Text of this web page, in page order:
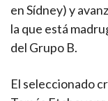
en Sídney) y
la que está
del Grupo B.
El seleccionado